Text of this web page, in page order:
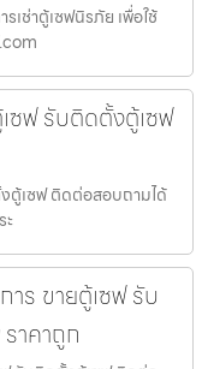
เช่าตู้เซฟนิรภัย เพื่อใช้
ซฟ รับติดตั้งตู้เซฟ
ตู้เซฟ ติดต่อสอบถามได้
ร ขายตู้เซฟ รับ
าคาถูก